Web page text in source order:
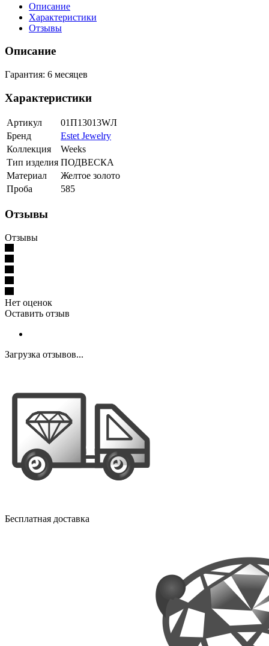
Описание
Характеристики
Отзывы
Описание
Гарантия: 6 месяцев
Характеристики
Артикул
01П13013WЛ
Бренд
Estet Jewelry
Коллекция
Weeks
Тип изделия ПОДВЕСКА
Материал
Желтое золото
Проба
585
Отзывы
Отзывы
Нет оценок
Оставить отзыв
Загрузка отзывов...
Бесплатная доставка